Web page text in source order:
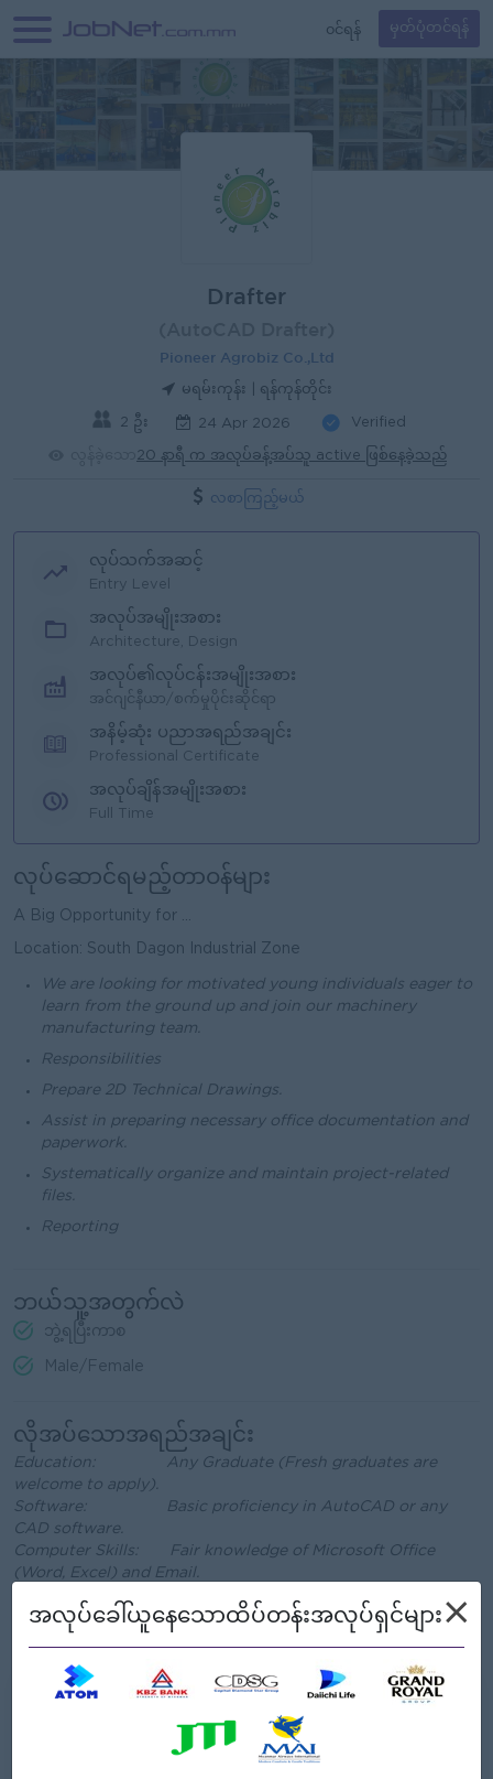
၀င်ရန် မှတ်ပုံတင်ရန်
Drafter
Pioneer Agrobiz Co.,Ltd
မရမ်းကုန်း | ရန်ကုန်တိုင်း
2 ဦး 24 Apr 2026 Verified
20 နာရီ က အလုပ်ခန့်အပ်သူ active ဖြစ်နေခဲ့သည်
လစာကြည့်မယ်
လုပ်သက်အဆင့်
Entry Level
အလုပ်အမျိုးအစား
Architecture, Design
အလုပ်၏လုပ်ငန်းအမျိုးအစား
အင်ဂျင်နီယာ/စက်မှုပိုင်းဆိုင်ရာ
အနိမ့်ဆုံး ပညာအရည်အချင်း
Professional Certificate
အလုပ်ချိန်အမျိုးအစား
Full Time
လုပ်ဆောင်ရမည့်တာဝန်များ
A Big Opportunity for ...
Location: South Dagon Industrial Zone
We are looking for motivated young individuals eager to
learn from the ground up and join our machinery
manufacturing team.
Responsibilities
Prepare 2D Technical Drawings.
Assist in preparing necessary office documentation and
paperwork.
Systematically organize and maintain project-related
files.
Reporting
ဘယ်သူ့အတွက်လဲ
ဘွဲ့ရပြီးကာစ
Male/Female
လိုအပ်သောအရည်အချင်း
Education: Any Graduate (Fresh graduates are
welcome to apply).
Software: Basic proficiency in AutoCAD or any
CAD software.
Computer Skills: Fair knowledge of Microsoft Office
(Word, Excel) and Email.
Industrial Design.
ကျွန်တော့်တို့ ဘာတွေကမ်းလှမ်းနိုင်သလဲ
အကျိုးအမြတ်
အလုပ်ခေါ်ယူနေသောထိပ်တန်းအလုပ်ရှင်များ×